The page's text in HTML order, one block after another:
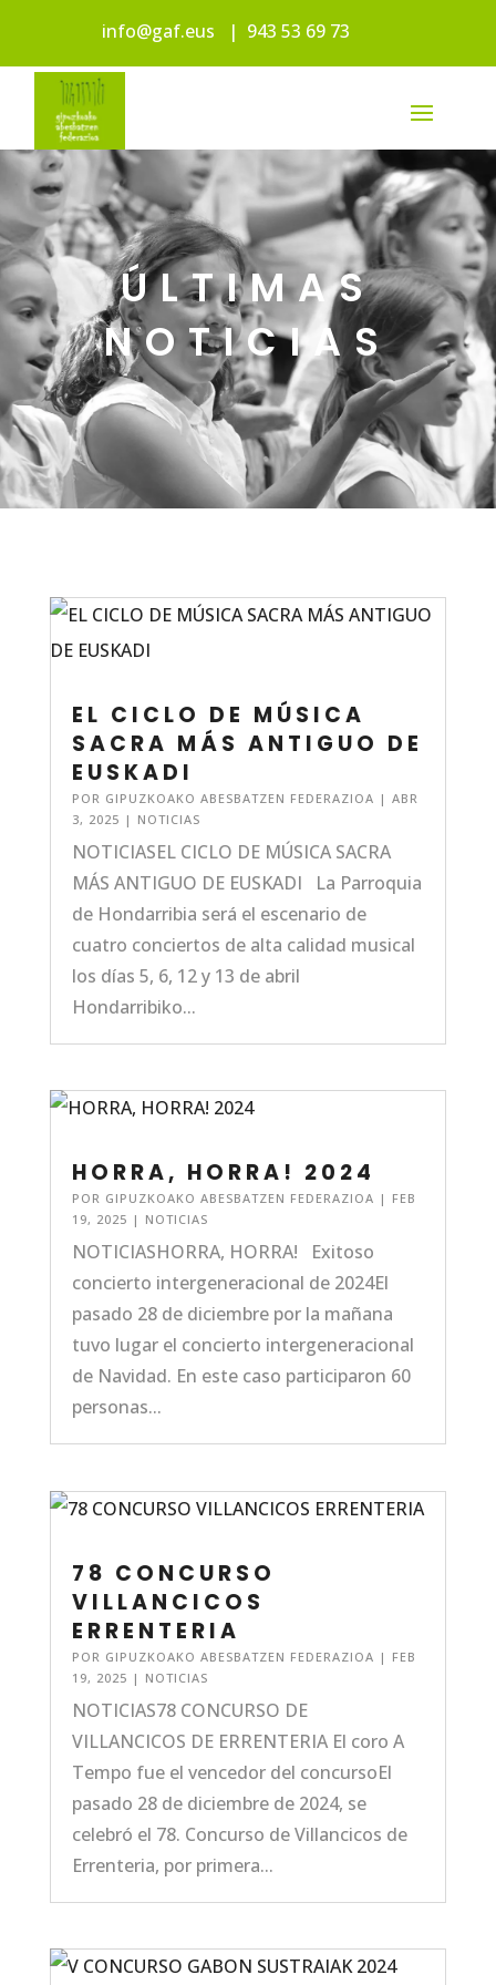
info@gaf.eus | 943 53 69 73
ÚLTIMAS
NOTICIAS
EL CICLO DE MÚSICA
SACRA MÁS ANTIGUO DE
EUSKADI
POR GIPUZKOAKO ABESBATZEN FEDERAZIOA | ABR
3, 2025 | NOTICIAS
NOTICIASEL CICLO DE MÚSICA SACRA
MÁS ANTIGUO DE EUSKADI La Parroquia
de Hondarribia será el escenario de
cuatro conciertos de alta calidad musical
los días 5, 6, 12 y 13 de abril
Hondarribiko...
HORRA, HORRA! 2024
POR GIPUZKOAKO ABESBATZEN FEDERAZIOA | FEB
19, 2025 | NOTICIAS
NOTICIASHORRA, HORRA! Exitoso
concierto intergeneracional de 2024El
pasado 28 de diciembre por la mañana
tuvo lugar el concierto intergeneracional
de Navidad. En este caso participaron 60
personas...
78 CONCURSO
VILLANCICOS
ERRENTERIA
POR GIPUZKOAKO ABESBATZEN FEDERAZIOA | FEB
19, 2025 | NOTICIAS
NOTICIAS78 CONCURSO DE
VILLANCICOS DE ERRENTERIA El coro A
Tempo fue el vencedor del concursoEl
pasado 28 de diciembre de 2024, se
celebró el 78. Concurso de Villancicos de
Errenteria, por primera...